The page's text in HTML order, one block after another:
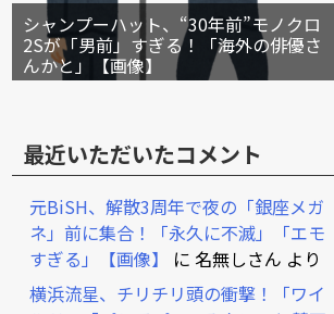
シャンプーハット、“30年前”モノクロ
2Sが「男前」すぎる！「海外の俳優さ
んかと」【画像】
最近いただいたコメント
元BiSH、解散3周年で夜の「銀座メガ
ネ」前に集合！「永久に不滅」「エモ
すぎる」【画像】
に 名無しさん より
横浜流星、チリチリ頭の衝撃！「ワイ